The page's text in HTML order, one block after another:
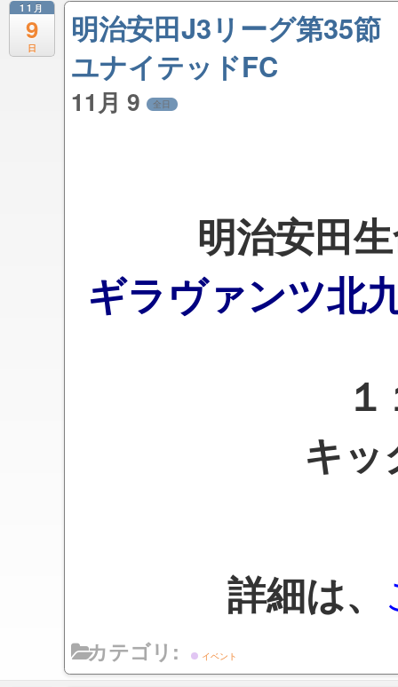
11月
9
日
明治安田J3リーグ第
ユナイテッドFC
11月 9 全日
明治安田
ギラヴァンツ
１
キ
詳細は、
カテゴリ: イベント